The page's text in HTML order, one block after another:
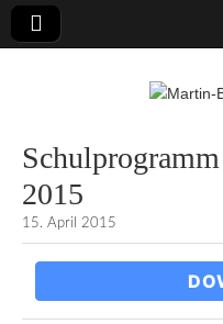
2015
15. April 2015